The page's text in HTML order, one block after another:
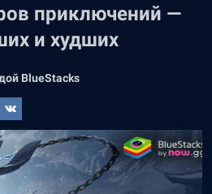
приключений —
и худших
BlueStacks